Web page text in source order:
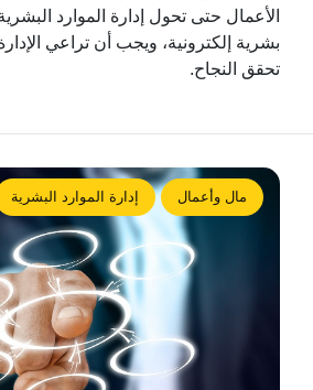
الأعمال حتى تحول إدارة الموارد
بشرية إلكترونية، ويجب أن تراعي
تحقق النجاح.
مال وأعمال إدارة الموارد البشرية